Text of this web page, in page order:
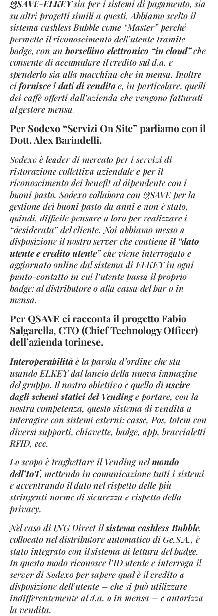
QSAVE-ELKEYsia per i sistemi di pagamento, sia
su altri progetti simili a questi. Abbiamo scelto il
sistema cashless Bubble come “Master” perché
permette il riconoscimento dell’utente tramite
badge, con unborsellino elettronico “in cloud”che
consente di accumulare il credito sul d.a. e
spenderlo sia alla macchina che in mensa. Inoltre
ci fornisce i dati di venditae, in particolare, quelli
dei caffè offerti dall’azienda che vengono fatturati
al gestore mensa.
Per Sodexo “Servizi On Site” parliamo con il
Dott. Alex Barindelli.
Sodexo è leader di mercato per i servizi di
ristorazione collettiva aziendale e per il
riconoscimento dei benefit al dipendente con i
buoni pasto. Sodexo collabora con QSAVE per la
gestione dei buoni pasto da anni e non è stato,
quindi, difficile pensare a loro per realizzare i
“desiderata” del cliente. Noi abbiamo messo a
disposizione il nostro server che contiene il “dato
utente e credito utente”che viene interrogato e
aggiornato online dal sistema di ELKEY in ogni
punto-contatto in cui l’utente passa il proprio
badge: al distributore o alla cassa del bar o in
mensa.
Per QSAVE ci racconta il progetto Fabio
Salgarella, CTO (Chief Technology Officer)
dell’azienda torinese.
Interoperabilità è la parola d’ordine che sta
usando ELKEY dal lancio della nuova immagine
del gruppo. Il nostro obiettivo è quello di uscire
dagli schemi statici del Vendinge portare, con la
nostra competenza, questo sistema di vendita a
interagire con sistemi esterni: casse, Pos, totem con
diversi supporti, chiavette, badge, app, braccialetti
RFID, ecc.
Lo scopo è traghettare il Vending nelmondo
dell’IoT, mettendo in comunicazione tutti i sistemi
e accentrando il dato nel rispetto delle più
stringenti norme di sicurezza e rispetto della
privacy.
Nel caso di ING Direct ilsistema cashless Bubble,
collocato nel distributore automatico di Ge.S.A., è
stato integrato con il sistema di lettura del badge.
In questo modo riconosce l’ID utente e interroga il
server di Sodexo per sapere qual è il credito a
disposizione dell’utente – che si può utilizzare
indifferentemente al d.a. o in mensa – e autorizza
la vendita.